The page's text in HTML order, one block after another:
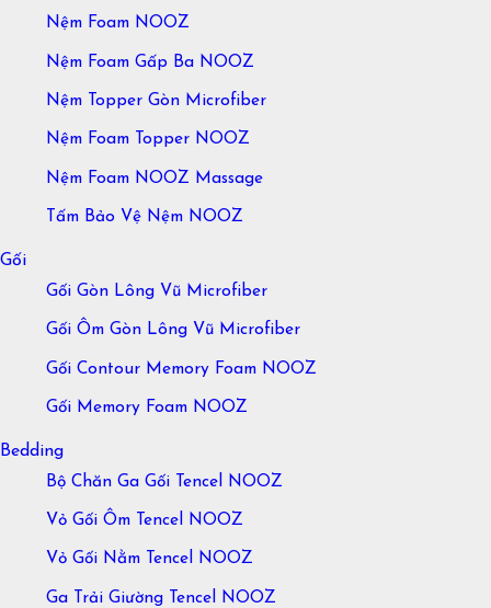
Nệm Foam NOOZ
Nệm Foam Gấp Ba NOOZ
Nệm Topper Gòn Microfiber
Nệm Foam Topper NOOZ
Nệm Foam NOOZ Massage
Tấm Bảo Vệ Nệm NOOZ
Gối
Gối Gòn Lông Vũ Microfiber
Gối Ôm Gòn Lông Vũ Microfiber
Gối Contour Memory Foam NOOZ
Gối Memory Foam NOOZ
Bedding
Bộ Chăn Ga Gối Tencel NOOZ
Vỏ Gối Ôm Tencel NOOZ
Vỏ Gối Nằm Tencel NOOZ
Ga Trải Giường Tencel NOOZ